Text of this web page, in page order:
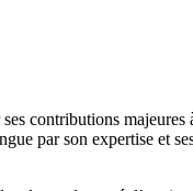
contributions
par son expertise